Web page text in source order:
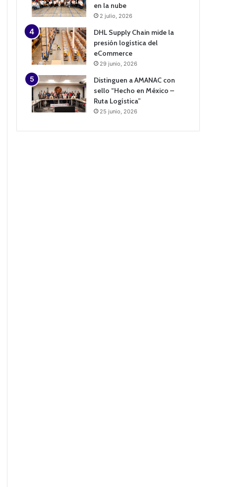
en la nube
2 julio, 2026
DHL Supply Chain mide la
presión logística del
eCommerce
29 junio, 2026
Distinguen a AMANAC con
sello “Hecho en México –
Ruta Logística”
25 junio, 2026